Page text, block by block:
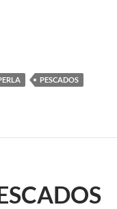
PESCADOS